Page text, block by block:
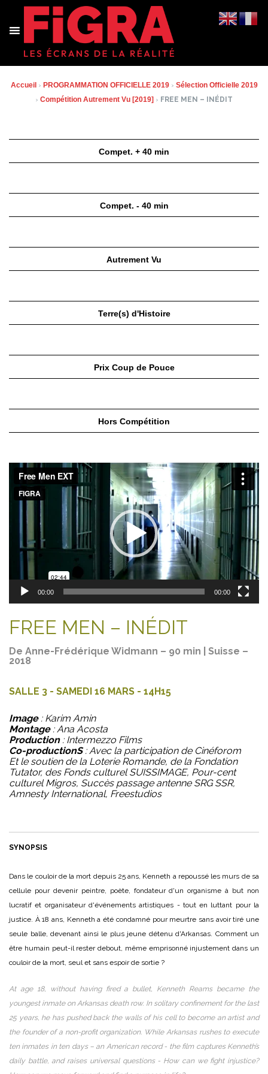
contenu
Accueil › PROGRAMMATION OFFICIELLE 2019› Sélection Officielle 2019
› Compétition Autrement Vu [2019] › FREE MEN – INÉDIT
Compet. + 40 min
Compet. - 40 min
Autrement Vu
Terre(s) d'Histoire
Prix Coup de Pouce
Hors Compétition
Lecteur
00:00 00:00
FREE MEN – INÉDIT
De Anne-Frédérique Widmann – 90 min | Suisse –
2018
SALLE 3 - SAMEDI 16 MARS - 14H15
Image: Karim Amin
Montage: Ana Acosta
Production: Intermezzo Films
Co-productionS: Avec la participation de Cinéforom
Et le soutien de la Loterie Romande, de la Fondation
Tutator, des Fonds culturel SUISSIMAGE, Pour-cent
culturel Migros, Succès passage antenne SRG SSR,
Amnesty International, Freestudios
SYNOPSIS
Dans le couloir de la mort depuis 25 ans, Kenneth a repoussé les murs de sa
cellule pour devenir peintre, poète, fondateur d'un organisme à but non
lucratif et organisateur d'événements artistiques - tout en luttant pour la
justice. À 18 ans, Kenneth a été condamné pour meurtre sans avoir tiré une
seule balle, devenant ainsi le plus jeune détenu d'Arkansas. Comment un
être humain peut-il rester debout, même emprisonné injustement dans un
couloir de la mort, seul et sans espoir de sortie ?
At age 18, without having fired a bullet, Kenneth Reams became the
youngest inmate on Arkansas death row. In solitary confinement for the last
25 years, he has pushed back the walls of his cell to become an artist and
the founder of a non-profit organization. While Arkansas rushes to execute
ten inmates in ten days – an American record - the film captures Kenneth’s
daily battle, and raises universal questions - How can we fight injustice?